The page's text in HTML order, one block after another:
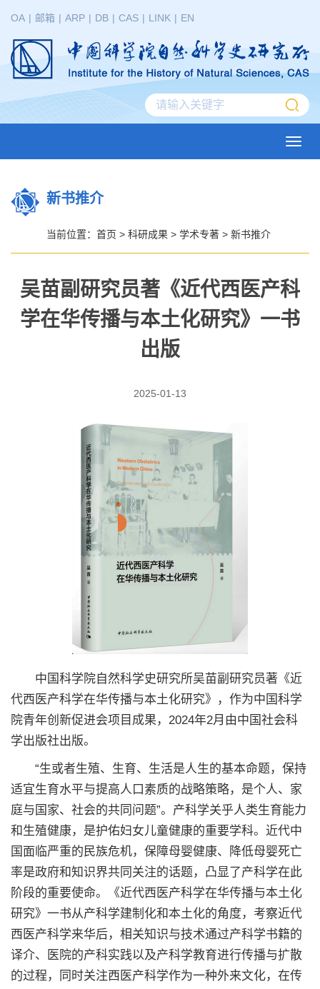
OA | 邮箱 | ARP | DB | CAS | LINK | EN
新书推介
当前位置： 首页 > 科研成果 > 学术专著 > 新书推介
吴苗副研究员著《近代西医产科
学在华传播与本土化研究》一书
出版
2025-01-13
中国科学院自然科学史研究所吴苗副研究员著《近
代西医产科学在华传播与本土化研究》，作为中国科学
院青年创新促进会项目成果，2024年2月由中国社会科
学出版社出版。
“生或者生殖、生育、生活是人生的基本命题，保持
适宜生育水平与提高人口素质的战略策略，是个人、家
庭与国家、社会的共同问题”。产科学关乎人类生育能力
和生殖健康，是护佑妇女儿童健康的重要学科。近代中
国面临严重的民族危机，保障母婴健康、降低母婴死亡
率是政府和知识界共同关注的话题，凸显了产科学在此
阶段的重要使命。《近代西医产科学在华传播与本土化
研究》一书从产科学建制化和本土化的角度，考察近代
西医产科学来华后，相关知识与技术通过产科学书籍的
译介、医院的产科实践以及产科学教育进行传播与扩散
的过程，同时关注西医产科学作为一种外来文化，在传